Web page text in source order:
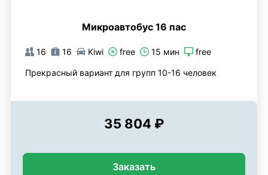
Микроавтобус 16 пас
16 16 Kiwi free 15 мин free
Прекрасный вариант для групп 10-16 человек
35 804 ₽
Заказать